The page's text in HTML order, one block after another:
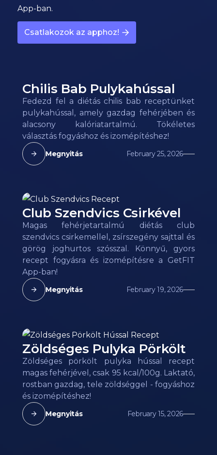
App-ban.
Csatlakozok az apphoz!
Chilis Bab Pulykahússal
Fedezd fel a diétás chilis bab receptünket
pulykahússal, amely gazdag fehérjében és
alacsony kalóriatartalmú. Tökéletes
választás fogyáshoz és izomépítéshez!
Megnyitás February 25, 2026
Club Szendvics Csirkével
Magas fehérjetartalmú diétás club
szendvics csirkemellel, zsírszegény sajttal és
görög joghurtos szósszal. Könnyű, gyors
recept fogyásra és izomépítésre a GetFIT
App-ban!
Megnyitás February 19, 2026
Zöldséges Pulyka Pörkölt
Zöldséges pörkölt pulyka hússal recept
magas fehérjével, csak 95 kcal/100g. Laktató,
rostban gazdag, tele zöldséggel - fogyáshoz
és izomépítéshez!
Megnyitás February 15, 2026